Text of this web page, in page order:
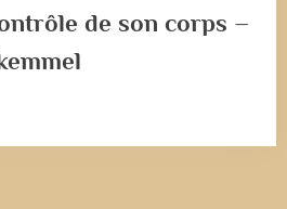
de son corps –